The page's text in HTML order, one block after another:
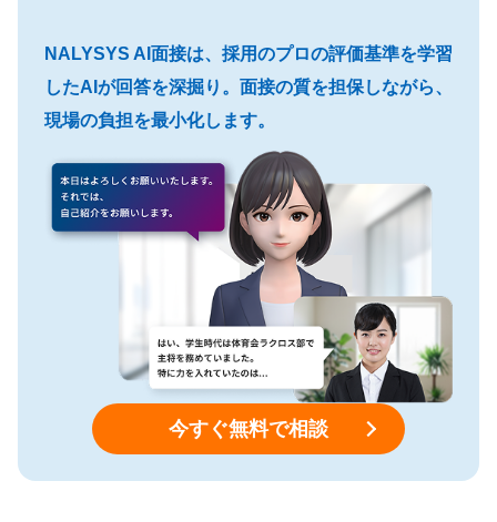
NALYSYS AI面接は、採用のプロの評価基準を学習
したAIが回答を深掘り。面接の質を担保しながら、
現場の負担を最小化します。
今すぐ無料で相談